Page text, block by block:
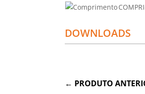
DOWNLOADS
← PRODUTO